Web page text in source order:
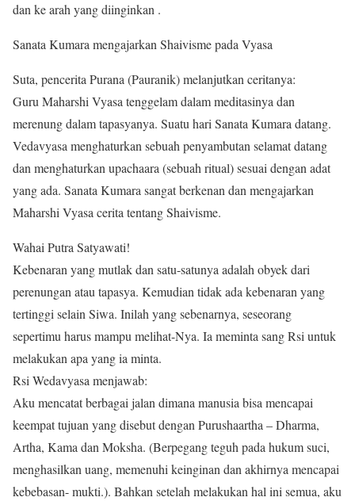
dan ke arah yang diinginkan .
Sanata Kumara mengajarkan Shaivisme pada Vyasa
Suta, pencerita Purana (Pauranik) melanjutkan ceritanya:
Guru Maharshi Vyasa tenggelam dalam meditasinya dan
merenung dalam tapasyanya. Suatu hari Sanata Kumara datang.
Vedavyasa menghaturkan sebuah penyambutan selamat datang
dan menghaturkan upachaara (sebuah ritual) sesuai dengan adat
yang ada. Sanata Kumara sangat berkenan dan mengajarkan
Maharshi Vyasa cerita tentang Shaivisme.
Wahai Putra Satyawati!
Kebenaran yang mutlak dan satu-satunya adalah obyek dari
perenungan atau tapasya. Kemudian tidak ada kebenaran yang
tertinggi selain Siwa. Inilah yang sebenarnya, seseorang
sepertimu harus mampu melihat-Nya. Ia meminta sang Rsi untuk
melakukan apa yang ia minta.
Rsi Wedavyasa menjawab:
Aku mencatat berbagai jalan dimana manusia bisa mencapai
keempat tujuan yang disebut dengan Purushaartha – Dharma,
Artha, Kama dan Moksha. (Berpegang teguh pada hukum suci,
menghasilkan uang, memenuhi keinginan dan akhirnya mencapai
kebebasan- mukti.). Bahkan setelah melakukan hal ini semua, aku